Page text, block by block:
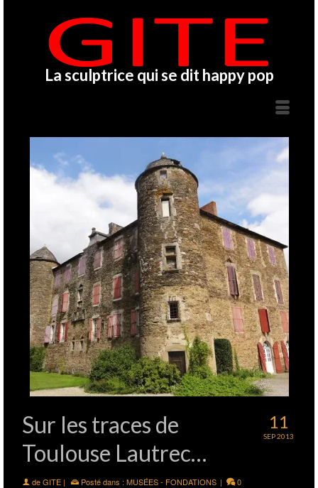
La sculptrice qui se dit happy pop
11
SEP 2013
Sur les traces de
Toulouse Lautrec…
deGITE | Posté dans : MUSÉES - FONDATIONS | 0